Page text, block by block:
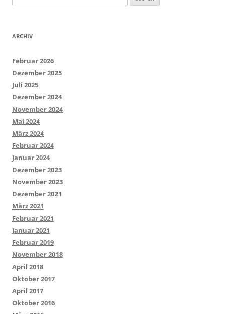
nach:
ARCHIV
Februar 2026
Dezember 2025
Juli 2025
Dezember 2024
November 2024
Mai 2024
März 2024
Februar 2024
Januar 2024
Dezember 2023
November 2023
Dezember 2021
März 2021
Februar 2021
Januar 2021
Februar 2019
November 2018
April 2018
Oktober 2017
April 2017
Oktober 2016